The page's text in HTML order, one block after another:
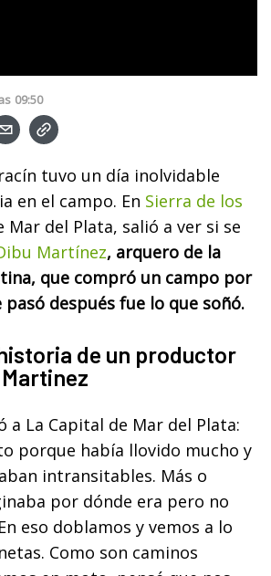
09:50
tuvo un día inolvidable
en el campo. En Sierra de los
Mar del Plata, salió a ver si se
Martínez, arquero de la
que compró un campo por
pasó después fue lo que soñó.
de un productor
a La Capital de Mar del Plata:
porque había llovido mucho y
intransitables. Más o
por dónde era pero no
eso doblamos y vemos a lo
Como son caminos